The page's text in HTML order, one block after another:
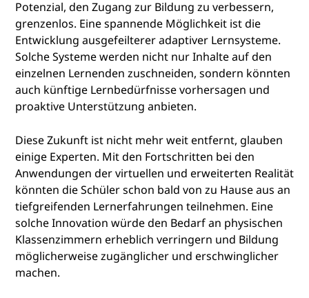
Potenzial, den Zugang zur Bildung zu verbessern,
grenzenlos. Eine spannende Möglichkeit ist die
Entwicklung ausgefeilterer adaptiver Lernsysteme.
Solche Systeme werden nicht nur Inhalte auf den
einzelnen Lernenden zuschneiden, sondern könnten
auch künftige Lernbedürfnisse vorhersagen und
proaktive Unterstützung anbieten.
Diese Zukunft ist nicht mehr weit entfernt, glauben
einige Experten. Mit den Fortschritten bei den
Anwendungen der virtuellen und erweiterten Realität
könnten die Schüler schon bald von zu Hause aus an
tiefgreifenden Lernerfahrungen teilnehmen. Eine
solche Innovation würde den Bedarf an physischen
Klassenzimmern erheblich verringern und Bildung
möglicherweise zugänglicher und erschwinglicher
machen.